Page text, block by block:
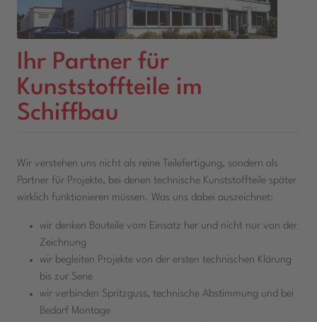
Ihr Partner für
Kunststoffteile im
Schiffbau
Wir verstehen uns nicht als reine Teilefertigung, sondern als
Partner für Projekte, bei denen technische Kunststoffteile später
wirklich funktionieren müssen. Was uns dabei auszeichnet:
wir denken Bauteile vom Einsatz her und nicht nur von der
Zeichnung
wir begleiten Projekte von der ersten technischen Klärung
bis zur Serie
wir verbinden Spritzguss, technische Abstimmung und bei
Bedarf Montage